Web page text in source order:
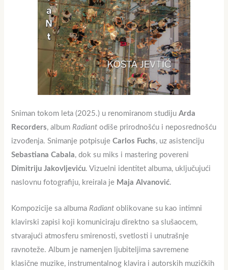
Sniman tokom leta (2025.) u renomiranom studijuArda
Recorders, albumRadiant odiše prirodnošću i neposrednošću
izvođenja. Snimanje potpisujeCarlos Fuchs, uz asistenciju
Sebastiana Cabala, dok su miks i mastering povereni
Dimitriju Jakovljeviću. Vizuelni identitet albuma, uključujući
naslovnu fotografiju, kreirala je Maja Alvanović.
Kompozicije sa albuma Radiant oblikovane su kao intimni
klavirski zapisi koji komuniciraju direktno sa slušaocem,
stvarajući atmosferu smirenosti, svetlosti i unutrašnje
ravnoteže. Album je namenjen ljubiteljima savremene
klasične muzike, instrumentalnog klavira i autorskih muzičkih